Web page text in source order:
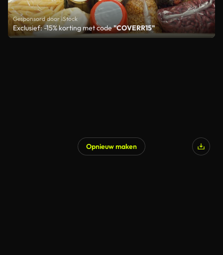
Gesponsord door iStock
Exclusief: -15% korting met code"COVERR15"
Opnieuw maken